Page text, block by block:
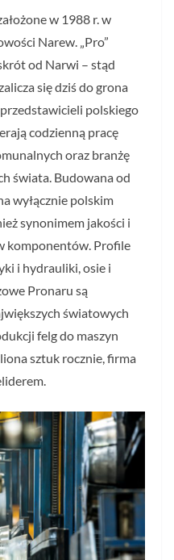
w 1988 r. w
Narew. „Pro”
od Narwi – stąd
się dziś do grona
polskiego
codzienną pracę
oraz branżę
świata. Budowana od
wyłącznie polskim
synonimem jakości i
komponentów. Profile
i hydrauliki, osie i
Pronaru są
światowych
felg do maszyn
sztuk rocznie, firma